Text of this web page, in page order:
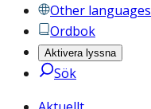
Other languages
Ordbok
Aktivera lyssna
Sök